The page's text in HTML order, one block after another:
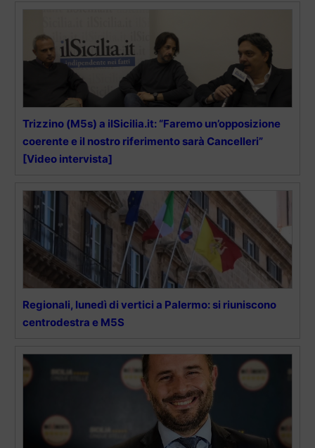
Trizzino (M5s) a ilSicilia.it: “Faremo un’opposizione
coerente e il nostro riferimento sarà Cancelleri”
[Video intervista]
Regionali, lunedì di vertici a Palermo: si riuniscono
centrodestra e M5S